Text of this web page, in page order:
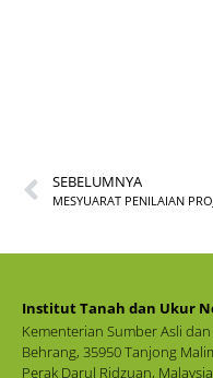
SEBELUMNYA
Institut Tanah dan Ukur
Kementerian Sumber Asli dan
Behrang, 35950 Tanjong
Perak Darul Ridzuan,